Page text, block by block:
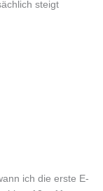
steigt
ich die erste E-